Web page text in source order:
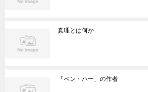
真理とは何か
「ベン・ハー」の作者